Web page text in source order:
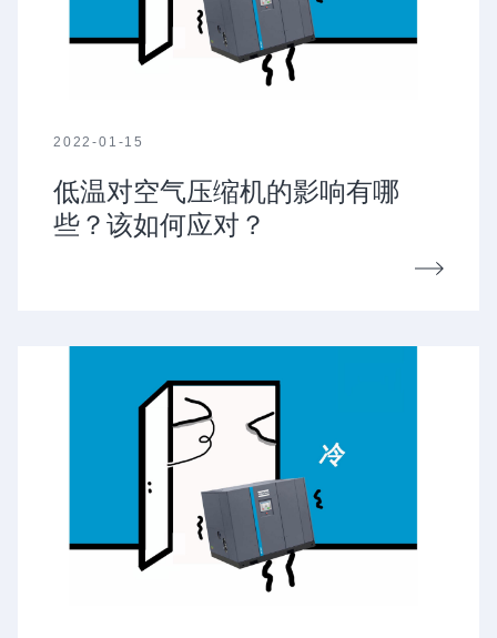
2022-01-15
低温对空气压缩机的影响有哪
些？该如何应对？